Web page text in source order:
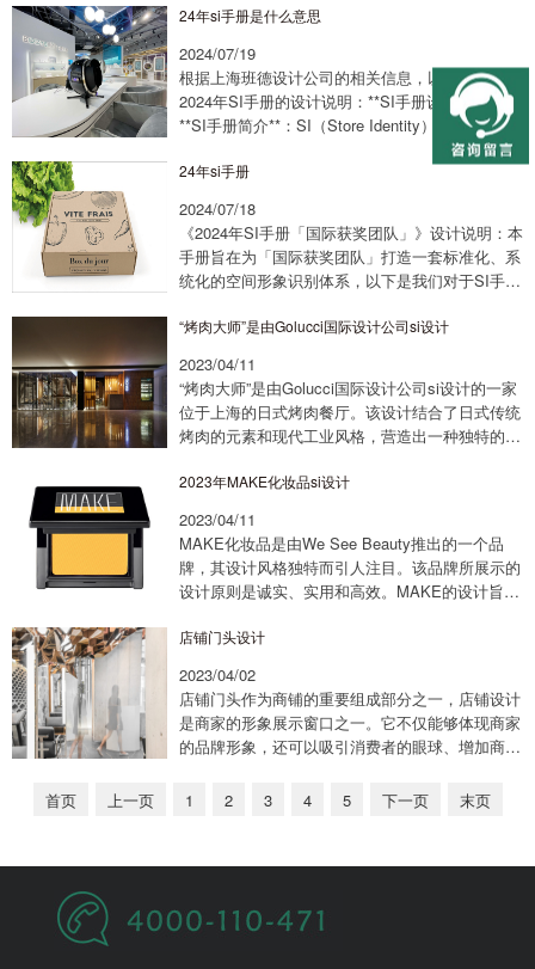
际获奖团队」空间形象设计的标准化...
24年si手册是什么意思
2024/07/19
根据上海班德设计公司的相关信息，以下是关于
2024年SI手册的设计说明：**SI手册设计说明**1.
**SI手册简介**：SI（Store Identity）手册是一套
专门用于商店品牌标识设计的指南，旨在帮助商店
建立和...
24年si手册
2024/07/18
《2024年SI手册「国际获奖团队」》设计说明：本
手册旨在为「国际获奖团队」打造一套标准化、系
统化的空间形象识别体系，以下是我们对于SI手册
整、系统的空间形象识别体系，确保...
“烤肉大师”是由Golucci国际设计公司si设计
2023/04/11
“烤肉大师”是由Golucci国际设计公司si设计的一家
位于上海的日式烤肉餐厅。该设计结合了日式传统
烤肉的元素和现代工业风格，营造出一种独特的氛
和混凝土等工业材料，创造出独特的...
2023年MAKE化妆品si设计
2023/04/11
MAKE化妆品是由We See Beauty推出的一个品
牌，其设计风格独特而引人注目。该品牌所展示的
设计原则是诚实、实用和高效。MAKE的设计旨在
体现出品牌的良好形象。品牌设计...
店铺门头设计
2023/04/02
店铺门头作为商铺的重要组成部分之一，店铺设计
是商家的形象展示窗口之一。它不仅能够体现商家
的品牌形象，还可以吸引消费者的眼球、增加商家
打造优质品牌的重要一环。1. 要符合品牌形象...
首页 上一页 1 2 3 4 5 下一页 末页